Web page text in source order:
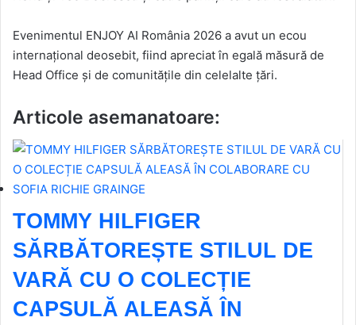
Evenimentul ENJOY AI România 2026 a avut un ecou
internațional deosebit, fiind apreciat în egală măsură de
Head Office și de comunitățile din celelalte țări.
Articole asemanatoare:
TOMMY HILFIGER
SĂRBĂTOREȘTE STILUL DE
VARĂ CU O COLECȚIE
CAPSULĂ ALEASĂ ÎN